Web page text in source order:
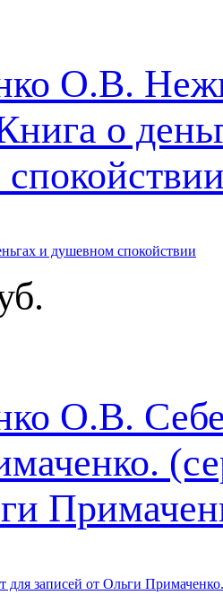
и душевном спокойствии
для записей от Ольги